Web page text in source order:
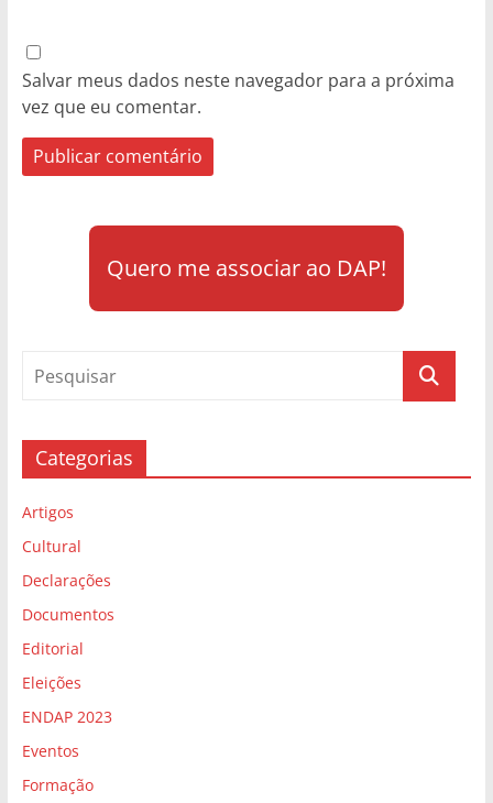
Salvar meus dados neste navegador para a próxima
vez que eu comentar.
Quero me associar ao DAP!
Categorias
Artigos
Cultural
Declarações
Documentos
Editorial
Eleições
ENDAP 2023
Eventos
Formação